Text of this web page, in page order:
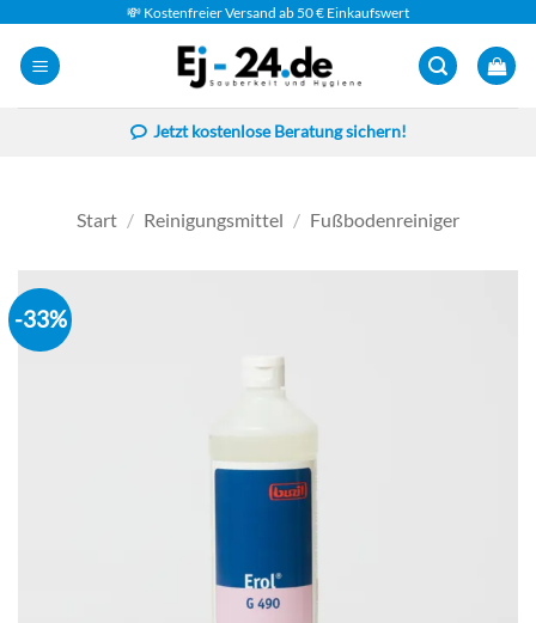
Inhalt
springen
💸 Kostenfreier Versand ab 50 € Einkaufswert
Jetzt kostenlose Beratung sichern!
Start / Reinigungsmittel / Fußbodenreiniger
-33%